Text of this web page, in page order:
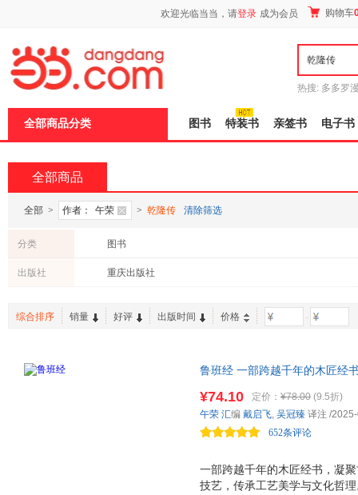
欢迎光临当当，请登录 成为会员 购物车
热搜: 多多罗
全部商品分类 图书 特装书 亲签书 电子书
全部商品
全部 > 作者： 午荣 > 乾隆传 清除筛选
分类 图书
出版社 重庆出版社
综合排序 销量 好评 出版时间 价格 -
鲁班经 一部跨越千年的木匠经
书内容的有机性和完整性。
一部跨越千年的木匠经书，凝
技艺，传承工艺美学与文化哲
¥74.10 定价： ¥78.00 (9.5折)
652条评论
午荣 汇编 戴启飞, 吴冠臻 译注 /
页
加